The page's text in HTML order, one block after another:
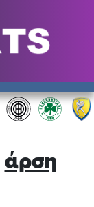
άρση